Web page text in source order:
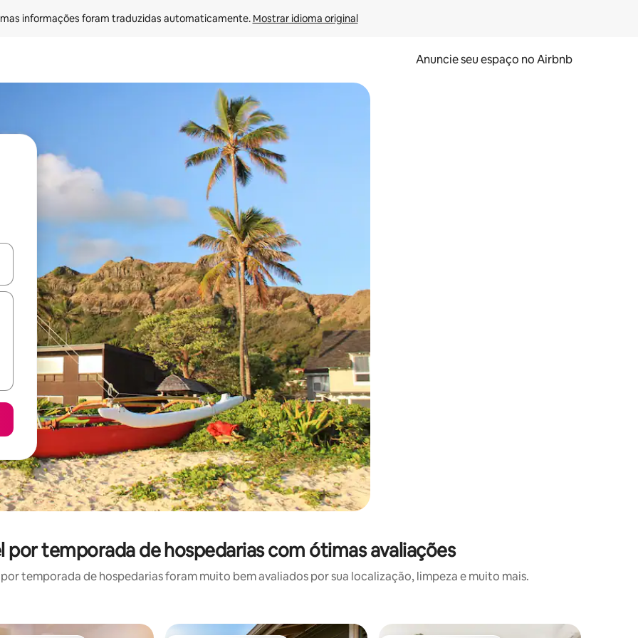
informações foram traduzidas automaticamente. Mostrar idioma original
Anuncie seu espaço no Airbnb
os usando as seta para cima e para baixo do teclado ou tocando e deslizando o dedo na tela.
por temporada de hospedarias com ótimas avaliações
temporada de hospedarias foram muito bem avaliados por sua localização, limpeza e muito mais.